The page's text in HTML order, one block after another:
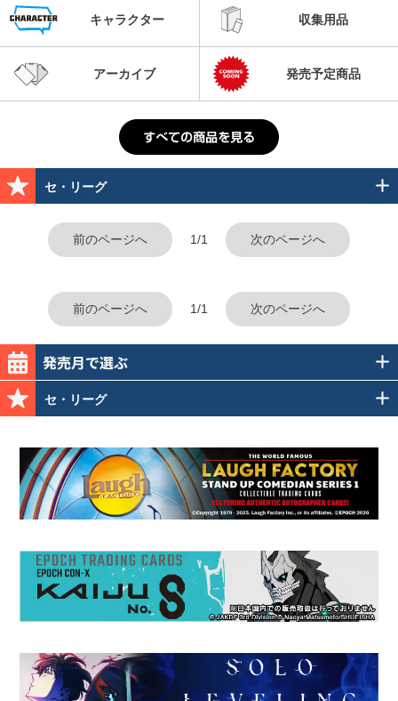
キャラクター 収集用品
アーカイブ 発売予定商品
セ・リーグ
前のページへ 1/1 次のページへ
前のページへ 1/1 次のページへ
セ・リーグ